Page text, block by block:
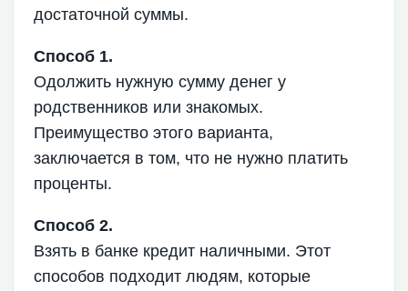
достаточной суммы.
Способ 1.
Одолжить нужную сумму денег у
родственников или знакомых.
Преимущество этого варианта,
заключается в том, что не нужно платить
проценты.
Способ 2.
Взять в банке кредит наличными. Этот
способов подходит людям, которые